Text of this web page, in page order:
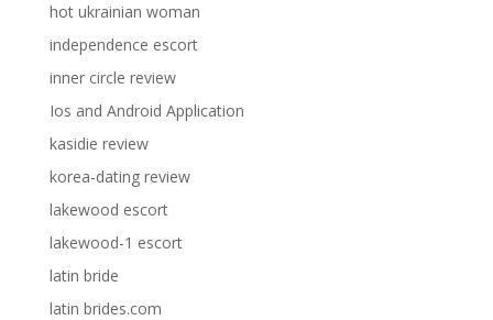
hot ukrainian woman
independence escort
inner circle review
Ios and Android Application
kasidie review
korea-dating review
lakewood escort
lakewood-1 escort
latin bride
latin brides.com